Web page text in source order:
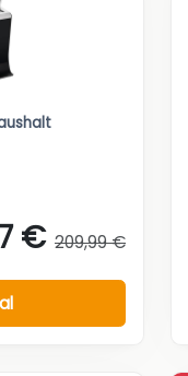
€ 209,99 €